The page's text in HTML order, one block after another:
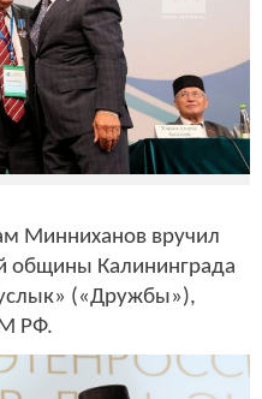
Минниханов вручил
общины Калининграда
(«Дружбы»),
РФ.